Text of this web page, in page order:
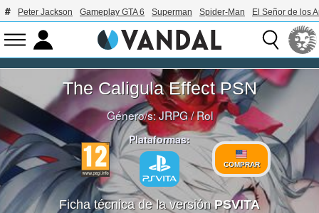
Peter Jackson Gameplay GTA 6 Superman Spider-Man El Señor de los
The Caligula Effect PSN
Género/s:JRPG/Rol
Plataformas:
COMPRAR
Ficha técnica de la versiónPSVITA